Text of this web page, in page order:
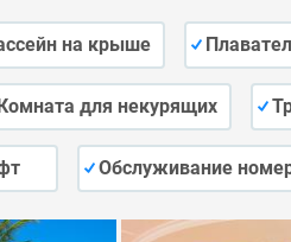
на крыше
для некурящих
Обслуживание